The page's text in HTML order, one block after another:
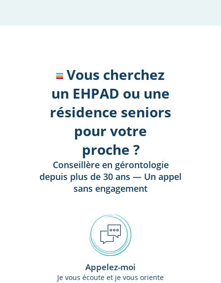
Vous cherchez
un EHPAD ou une
résidence seniors
pour votre
proche ?
Conseillère en gérontologie
depuis plus de 30 ans — Un appel
sans engagement
Appelez-moi
Je vous écoute et je vous oriente